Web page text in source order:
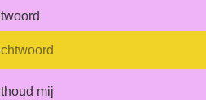
mij